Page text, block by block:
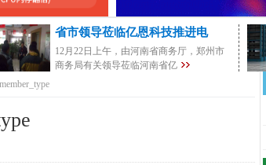
省市领导莅临亿恩科技推进电
12月22日上午，由河南省商务厅，郑州市
商务局有关领导莅临河南省亿